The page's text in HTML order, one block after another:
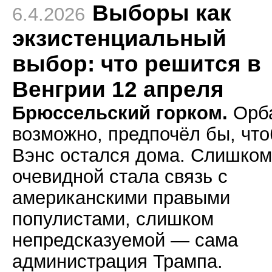
6.4.2026 Выборы как
экзистенциальный
выбор: что решится в
Венгрии 12 апреля
Брюссельский горком.
возможно, предпочёл бы,
Вэнс остался дома. Слишком
очевидной стала связь с
американскими правыми
популистами, слишком
непредсказуемой — сама
администрация Трампа.